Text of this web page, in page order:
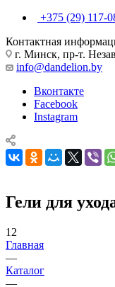
+375 (29) 117-
Контактная
г. Минск, пр-т.
info@dandelion.by
Вконтакте
Facebook
Instagram
Гели для
12
Главная
—
Каталог
—